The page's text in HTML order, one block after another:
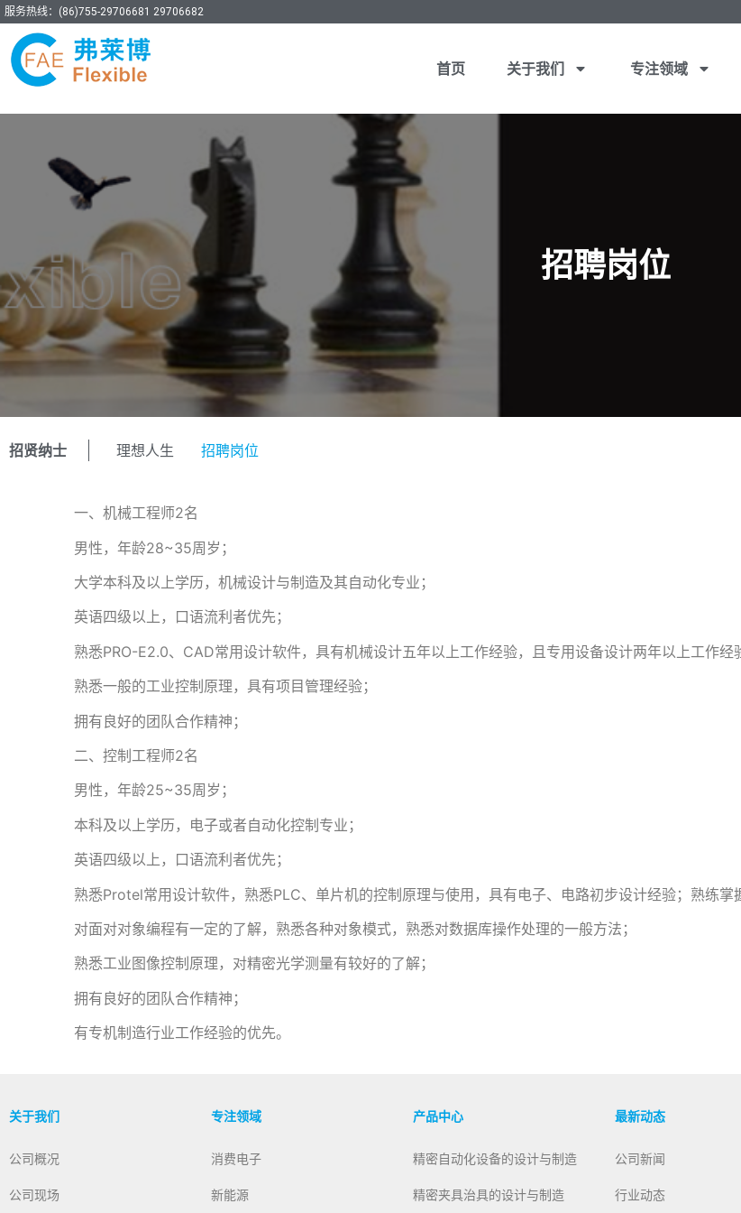
服务热线：(86)755-29706681 29706682
首页 关于我们 专注领域
招聘岗位
招贤纳士 理想人生 招聘岗位
一、机械工程师2名
男性，年龄28~35周岁；
大学本科及以上学历，机械设计与制造及其自动化专业；
英语四级以上，口语流利者优先；
熟悉PRO-E2.0、CAD常用设计软件，具有机械设计五年以上工作经验，且专用设备设计两年以上工作经
熟悉一般的工业控制原理，具有项目管理经验；
拥有良好的团队合作精神；
二、控制工程师2名
男性，年龄25~35周岁；
本科及以上学历，电子或者自动化控制专业；
英语四级以上，口语流利者优先；
熟悉Protel常用设计软件，熟悉PLC、单片机的控制原理与使用，具有电子、电路初步设计经验；熟练掌
对面对对象编程有一定的了解，熟悉各种对象模式，熟悉对数据库操作处理的一般方法；
熟悉工业图像控制原理，对精密光学测量有较好的了解；
拥有良好的团队合作精神；
有专机制造行业工作经验的优先。
关于我们
公司概况
公司现场
专注领域
消费电子
新能源
产品中心
精密自动化设备的设计与制造
精密夹具治具的设计与制造
最新动态
公司新闻
行业动态